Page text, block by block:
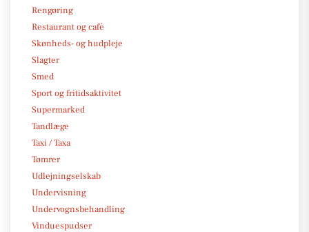
Rengøring
Restaurant og café
Skønheds- og hudpleje
Slagter
Smed
Sport og fritidsaktivitet
Supermarked
Tandlæge
Taxi / Taxa
Tømrer
Udlejningselskab
Undervisning
Undervognsbehandling
Vinduespudser